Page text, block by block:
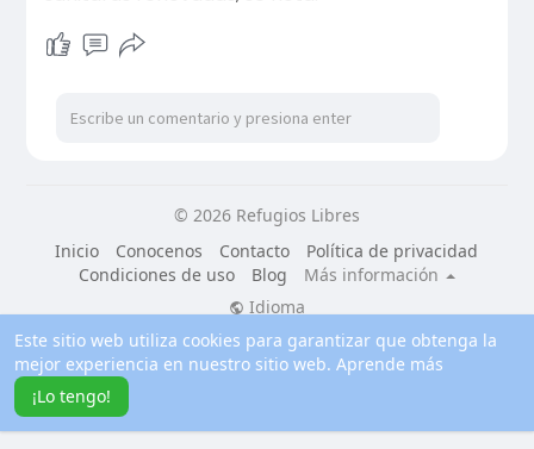
Este sitio web utiliza cookies para garantizar que obtenga la
mejor experiencia en nuestro sitio web. Aprende más
¡Lo tengo!
© 2026 Refugios Libres
Inicio
Conocenos Contacto
Política de privacidad
Condiciones de uso
Blog
Más información
Idioma